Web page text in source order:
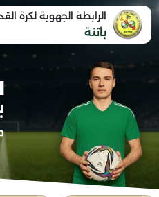
الرابطة الجهوية لكرة
باتنة